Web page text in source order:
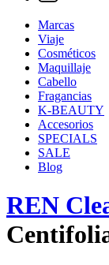
Marcas
Viaje
Cosméticos
Maquillaje
Cabello
Fragancias
K-BEAUTY
Accesorios
SPECIALS
SALE
Blog
REN